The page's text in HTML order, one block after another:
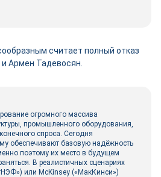
считает полный отказ
Армен Тадевосян.
огромного массива
промышленного оборудования,
спроса. Сегодня
обеспечивают базовую надёжность
поэтому их место в будущем
В реалистичных сценариях
или McKinsey («МакКинси»)